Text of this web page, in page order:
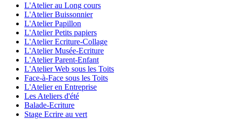
L'Atelier au Long cours
L'Atelier Buissonnier
L'Atelier Papillon
L'Atelier Petits papiers
L'Atelier Ecriture-Collage
L'Atelier Musée-Ecriture
L'Atelier Parent-Enfant
L'Atelier Web sous les Toits
Face-à-Face sous les Toits
L'Atelier en Entreprise
Les Ateliers d'été
Balade-Ecriture
Stage Ecrire au vert